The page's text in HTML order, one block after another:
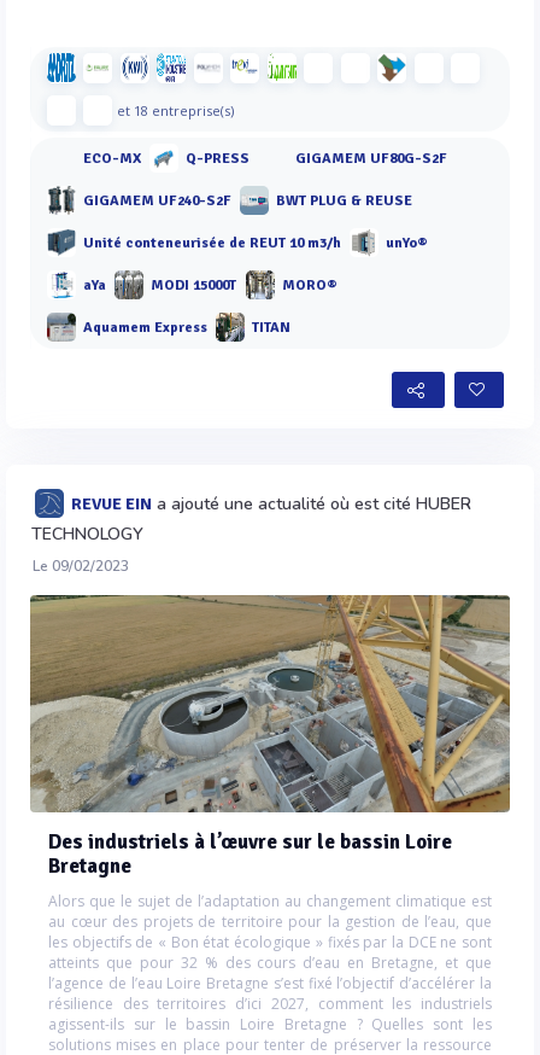
et 18 entreprise(s)
ECO-MX Q-PRESS GIGAMEM UF80G-S2F
GIGAMEM UF240-S2F BWT PLUG & REUSE
Unité conteneurisée de REUT 10 m3/h unYo®
aYa MODI 15000T MORO®
Aquamem Express TITAN
REVUE EIN a ajouté une actualité où est cité HUBER
TECHNOLOGY
Le 09/02/2023
Des industriels à l’œuvre sur le bassin Loire
Bretagne
Alors que le sujet de l’adaptation au changement climatique est
au cœur des projets de territoire pour la gestion de l’eau, que
les objectifs de « Bon état écologique » fixés par la DCE ne sont
atteints que pour 32 % des cours d’eau en Bretagne, et que
l’agence de l’eau Loire Bretagne s’est fixé l’objectif d’accélérer la
résilience des territoires d’ici 2027, comment les industriels
agissent-ils sur le bassin Loire Bretagne ? Quelles sont les
solutions mises en place pour tenter de préserver la ressource